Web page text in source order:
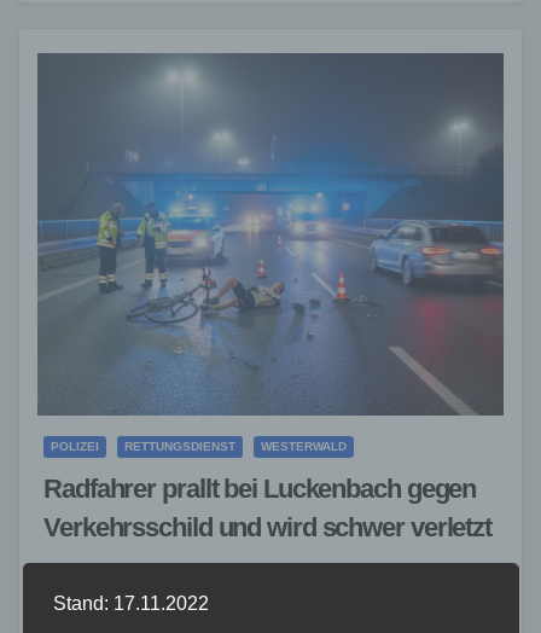
POLIZEI RETTUNGSDIENST WESTERWALD
Radfahrer prallt bei Luckenbach gegen
Verkehrsschild und wird schwer verletzt
Am Sonntag, den 24.05.2026, kam es gegen 19:00
Stand: 17.11.2022